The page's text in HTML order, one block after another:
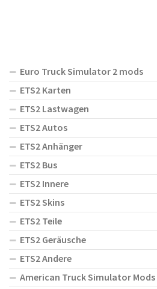
Euro Truck Simulator 2 mods
ETS2 Karten
ETS2 Lastwagen
ETS2 Autos
ETS2 Anhänger
ETS2 Bus
ETS2 Innere
ETS2 Skins
ETS2 Teile
ETS2 Geräusche
ETS2 Andere
American Truck Simulator Mods